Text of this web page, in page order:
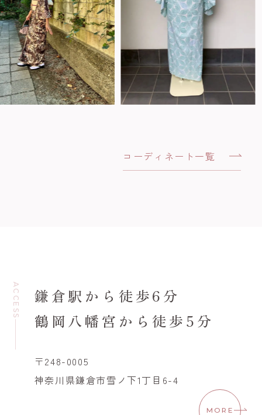
コーディネート一覧
ACCESS
鎌倉駅から徒歩6分
鶴岡八幡宮から徒歩5分
〒248-0005
神奈川県鎌倉市雪ノ下1丁目6-4
MORE